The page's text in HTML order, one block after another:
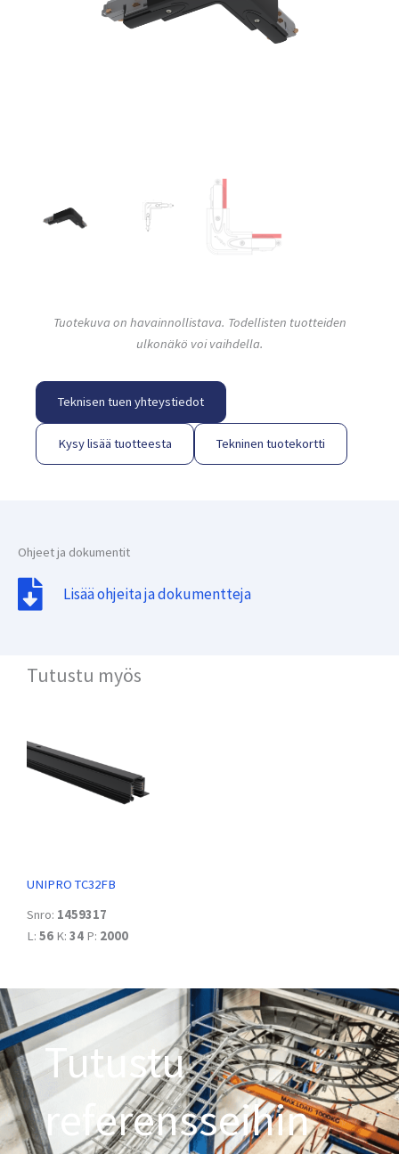
Tuotekuva on havainnollistava. Todellisten tuotteiden
ulkonäkö voi vaihdella.
Teknisen tuen yhteystiedot
Kysy lisää tuotteesta Tekninen tuotekortti
Ohjeet ja dokumentit
Lisää ohjeita ja dokumentteja
Tutustu myös
UNIPRO TC32FB
Snro: 1459317
L: 56 K: 34 P: 2000
Tutustu
referensseihin